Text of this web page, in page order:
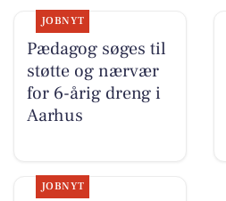
JOBNYT
Pædagog søges til
støtte og nærvær
for 6-årig dreng i
Aarhus
JOBNYT